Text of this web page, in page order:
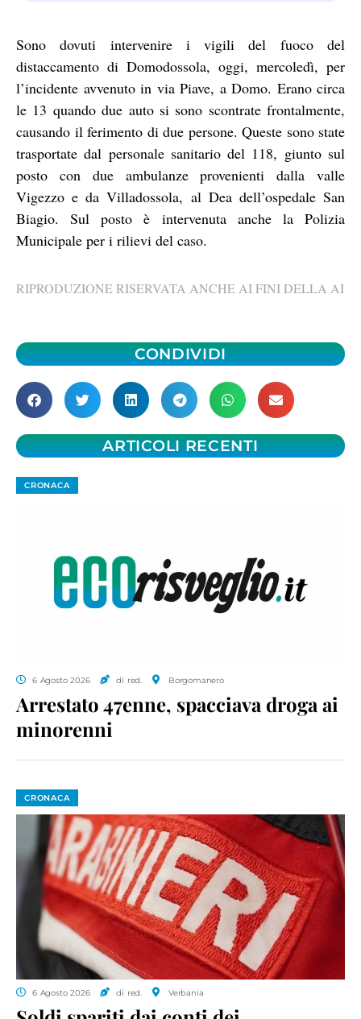
Sono dovuti intervenire i vigili del fuoco del
distaccamento di Domodossola, oggi, mercoledì, per
l’incidente avvenuto in via Piave, a Domo. Erano circa
le 13 quando due auto si sono scontrate frontalmente,
causando il ferimento di due persone. Queste sono state
trasportate dal personale sanitario del 118, giunto sul
posto con due ambulanze provenienti dalla valle
Vigezzo e da Villadossola, al Dea dell’ospedale San
Biagio. Sul posto è intervenuta anche la Polizia
Municipale per i rilievi del caso.
RIPRODUZIONE RISERVATA ANCHE AI FINI DELLA AI
CONDIVIDI
ARTICOLI RECENTI
CRONACA
6 Agosto 2026 di red. Borgomanero
Arrestato 47enne, spacciava droga ai
minorenni
CRONACA
6 Agosto 2026 di red. Verbania